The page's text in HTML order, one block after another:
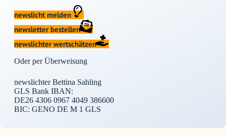
newslicht melden
newsletter bestellen
newslichter wertschätzen
Oder per Überweisung
newslichter Bettina Sahling
GLS Bank IBAN:
DE26 4306 0967 4049 386600
BIC: GENO DE M 1 GLS